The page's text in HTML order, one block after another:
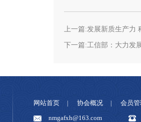
上一篇:发展新质生产力
下一篇:工信部：大力发
网站首页 协会概况
会员管
nmgafxh@163.com